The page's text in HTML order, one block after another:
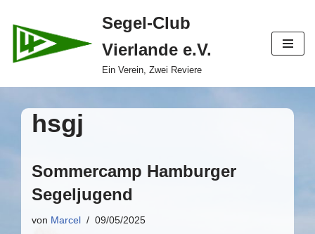
Zum
Inhalt
Segel-Club
Vierlande e.V.
Ein Verein, Zwei Reviere
hsgj
Sommercamp Hamburger
Segeljugend
von Marcel 09/05/2025